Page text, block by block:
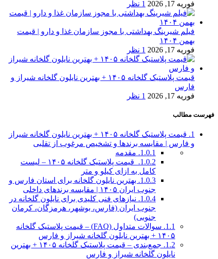
فوریه 17, 2026
1 نظر
فیلم شیرینگ بهداشتی با مجوز سازمان غذا و دارو | قیمت
بهمن ۱۴۰۴
فوریه 17, 2026
1 نظر
قیمت پلاستیک گلخانه ۱۴۰۵ + بهترین نایلون گلخانه شیراز و
فارس
فوریه 17, 2026
1 نظر
فهرست مطالب
1.
قیمت پلاستیک گلخانه ۱۴۰۵ + بهترین نایلون گلخانه شیراز
و فارس | مقایسه برندها و تشخیص مرغوب از تقلبی
1.0.1. مقدمه
1.0.2.
قیمت پلاستیک گلخانه ۱۴۰۵ – لیست
کامل به ازای کیلو و متر
1.0.3. بهترین نایلون گلخانه برای استان فارس و
جنوب ایران ۱۴۰۵ | مقایسه برندهای داخلی
1.0.4. نیازهای فنی کلیدی برای نایلون گلخانه در
جنوب ایران (فارس، بوشهر، هرمزگان، کرمان
جنوبی)
1.1.
سوالات متداول (FAQ) – قیمت پلاستیک گلخانه
۱۴۰۵ + بهترین نایلون گلخانه شیراز و فارس
1.2.
جمع‌بندی – قیمت پلاستیک گلخانه ۱۴۰۵ + بهترین
نایلون گلخانه شیراز و فارس